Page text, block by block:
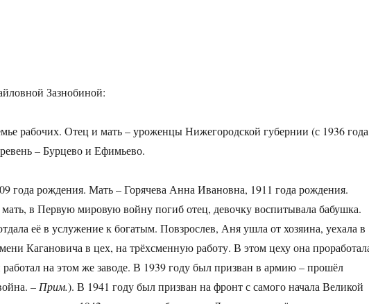
Зазнобиной:
рабочих. Отец и мать – уроженцы Нижегородской губернии (с 1936
– Бурцево и Ефимьево.
года рождения. Мать – Горячева Анна Ивановна, 1911 года рождения.
в Первую мировую войну погиб отец, девочку воспитывала бабушка.
её в услужение к богатым. Повзрослев, Аня ушла от хозяина, уехала в
Кагановича в цех, на трёхсменную работу. В этом цеху она
на этом же заводе. В 1939 году был призван в армию – прошёл
–Прим.). В 1941 году был призван на фронт с самого начала Великой